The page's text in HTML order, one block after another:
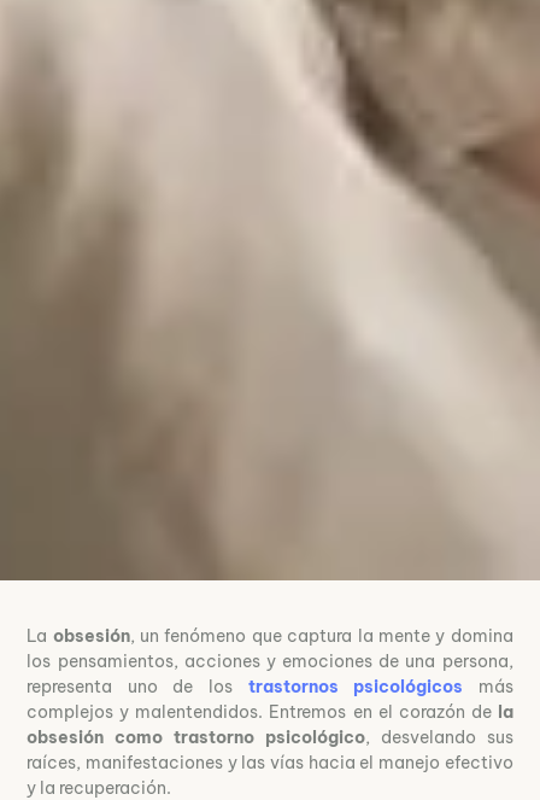
La obsesión, un fenómeno que captura la mente y domina
los pensamientos, acciones y emociones de una persona,
representa uno de los trastornos psicológicos más
complejos y malentendidos. Entremos en el corazón de la
obsesión como trastorno psicológico, desvelando sus
raíces, manifestaciones y las vías hacia el manejo efectivo
y la recuperación.